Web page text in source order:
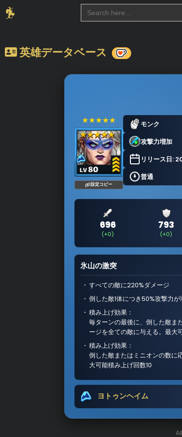
Search
for:
英雄データベース
★★★★★
設定コピー
モンク
攻撃力増加
リリース日:
普通
696
(+0)
793
(+0)
氷山の激突
すべての敵に220%ダメージ
倒した敵1体につき50%攻撃力が
積み上げ効果：
毎ターンの最後に、倒した敵ま
ージを全ての敵に与える。最大
積み上げ効果：
倒した敵またはミニオンの数に
大可能積み上げ回数10
ヨトゥンヘイム